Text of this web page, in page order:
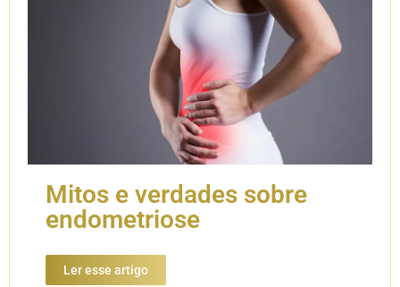
Mitos e verdades sobre
endometriose
Ler esse artigo